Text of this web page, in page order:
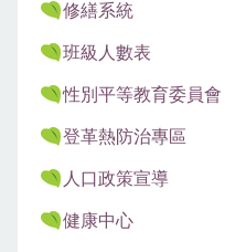
修繕系統
班級人數表
性別平等教育委員會
登革熱防治專區
人口政策宣導
健康中心